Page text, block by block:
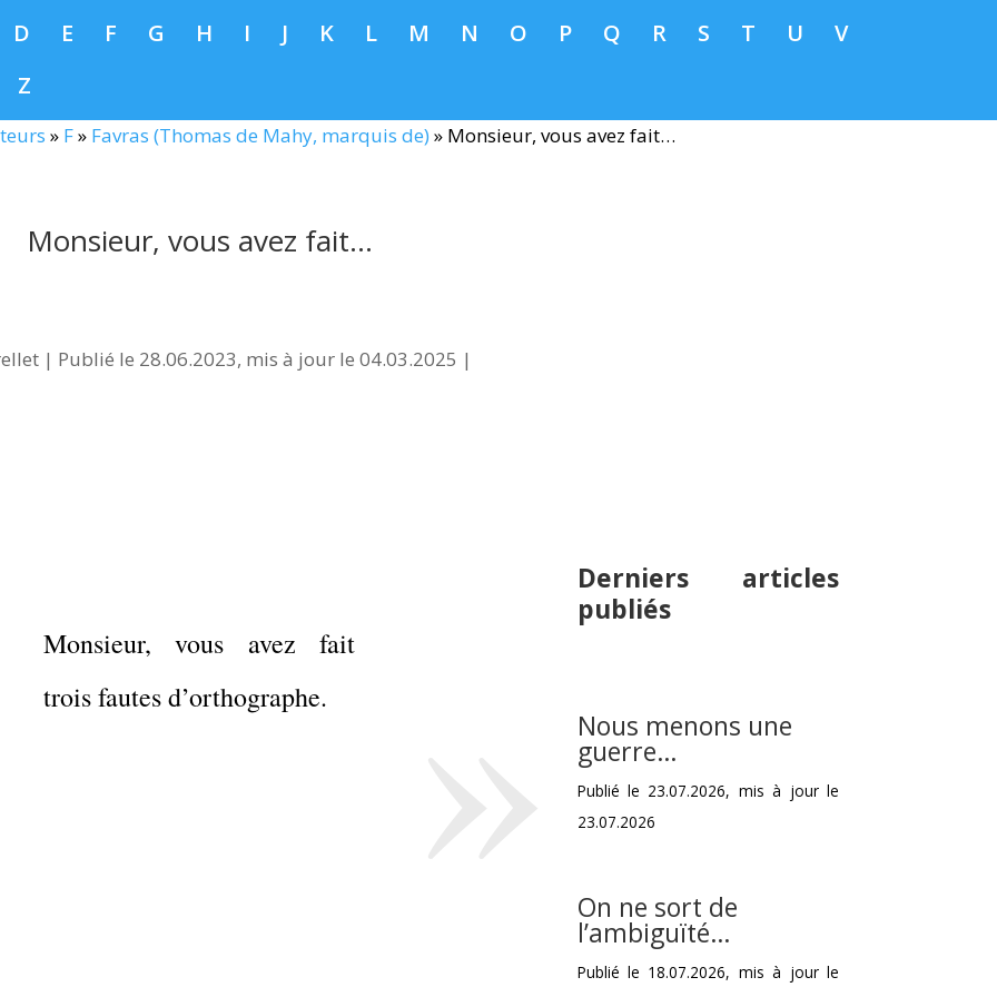
D E F G H I J K L M N O P Q R S T U
V
Z
» F» Favras (Thomas de Mahy, marquis de) » Monsieur, vous avez fait…
Monsieur, vous avez fait…
| Publié le 28.06.2023, mis à jour le 04.03.2025 |
Monsieur, vous avez fait
trois fautes d’orthographe.
Derniers articles
publiés
Nous menons une
guerre…
Publié le 23.07.2026, mis à jour le
23.07.2026
On ne sort de
l’ambiguïté…
Publié le 18.07.2026, mis à jour le